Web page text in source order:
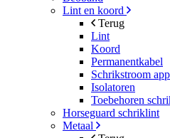
Lint en koord
Terug
Lint
Koord
Permanentkabel
Schrikstroom
Isolatoren
Toebehoren
Horseguard schriklint
Metaal